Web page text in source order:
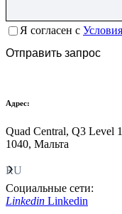
Согласие*
Я согласен с
Отправить запрос
Адрес:
Quad Central, Q3 Level
1040, Мальта
RU
Социальные сети:
Linkedin Linkedin